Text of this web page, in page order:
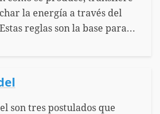
la energía a través del
reglas son la base para...
son tres postulados que